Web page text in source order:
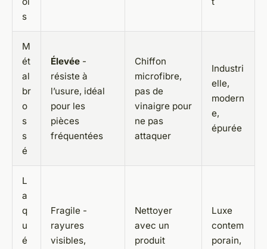
s
M
ét
al
br
o
s
s
é
Élevée -
résiste à
l’usure, idéal
pour les
pièces
fréquentées
Chiffon
microfibre,
pas de
vinaigre pour
ne pas
attaquer
Industri
elle,
modern
e,
épurée
L
a
q
u
é
Fragile -
rayures
visibles,
Nettoyer
avec un
produit
Luxe
contem
porain,